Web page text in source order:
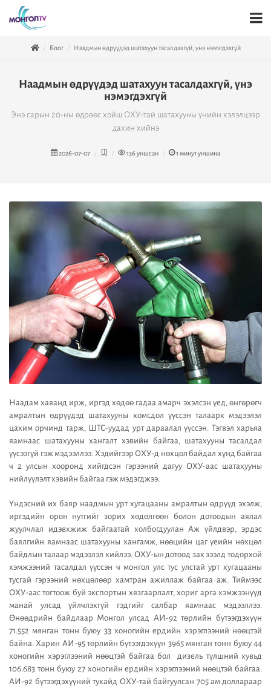
Блог Наадмын өдрүүдэд шатахуун тасалдахгүй, үнэ нэмэгдэхгүй
Наадмын өдрүүдэд шатахуун тасалдахгүй, үнэ
нэмэгдэхгүй
Энэ сарын 20-ны өдрөөс хойш ОХУ-тай шатахууны үнийн хэлэлцээр
дахин хийнэ
2026-07-07 136 уншсан 1 минут уншина
Наадам хаяанд ирж, иргэд хөдөө гадаа амарч эхэлсэн үед, өнгөрөгч
амралтын өдрүүдэд шатахууны хомсдол үүссэн талаарх мэдээлэл
цахим орчинд тарж, ШТС-уудад урт дараалал үүссэн. Тэгвэл харьяа
яамнаас шатахууны хангалт хэвийн байгаа, шатахууны тасалдал
үүсээгүй гэж мэдээллээ. Хэдийгээр ОХУ-д нөхцөл байдал хүнд байгаа
ч 2 улсын хооронд хийгдсэн гэрээний дагуу ОХУ-аас шатахууны
нийлүүлэлт хэвийн байгаа гэж мэдэгджээ.
Үндэсний их баяр наадмын урт хугацааны амралтын өдрүүд эхэлж,
иргэдийн орон нутгийг зорих хөдөлгөөн болон дотоодын аялал
жуулчлал идэвхжиж байгаатай холбогдуулан Аж үйлдвэр, эрдэс
баялгийн яамнаас шатахууны хангамж, нөөцийн цаг үеийн нөхцөл
байдлын талаар мэдээлэл хийлээ. ОХУ-ын дотоод зах зээлд тодорхой
хэмжээний тасалдал үүссэн ч монгол улс тус улстай урт хугацааны
тусгай гэрээний нөхцөлөөр хамтран ажиллаж байгаа аж. Тиймээс
ОХУ-аас тогтоож буй экспортын хязгаарлалт, хориг арга хэмжээнүүд
манай улсад үйлчлэхгүй гэдгийг салбар яамнаас мэдээллээ.
Өнөөдрийн байдлаар Монгол улсад АИ-92 төрлийн бүтээгдэхүүн
71.552 мянган тонн буюу 33 хоногийн ердийн хэрэглээний нөөцтэй
байна. Харин АИ-95 төрлийн бүтээгдэхүүн 3965 мянган тонн буюу 44
хоногийн хэрэглээний нөөцтэй байгаа бол дизель түлшний хувьд
106.683 тонн буюу 27 хоногийн ердийн хэрэглээний нөөцтэй байгаа.
АИ-92 бүтээгдэхүүний тухайд ОХУ-тай байгуулсан 705 ам.доллараар